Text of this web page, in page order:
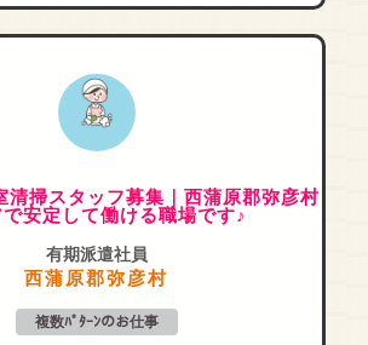
清掃スタッフ募集｜西蒲原郡弥彦村
安定して働ける職場です♪
有期派遣社員
西蒲原郡弥彦村
複数ﾊﾟﾀｰﾝのお仕事